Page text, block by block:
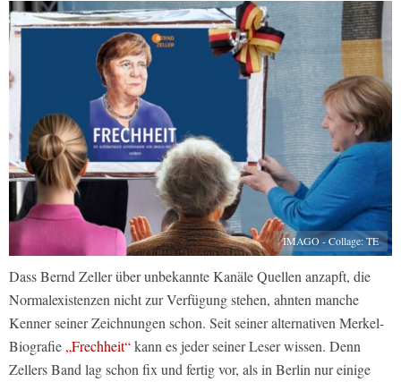
IMAGO - Collage: TE
Dass Bernd Zeller über unbekannte Kanäle Quellen anzapft, die
Normalexistenzen nicht zur Verfügung stehen, ahnten manche
Kenner seiner Zeichnungen schon. Seit seiner alternativen Merkel-
Biografie„Frechheit“kann es jeder seiner Leser wissen. Denn
Zellers Band lag schon fix und fertig vor, als in Berlin nur einige